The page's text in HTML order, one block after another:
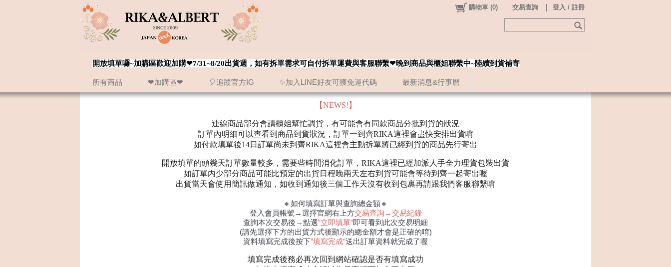
所有商品 ❤加購區❤ 🎈追蹤官方IG ✨加入LINE好友可獲免運代碼 最新消息&行事曆
購物車 (0) 交易查詢 登入 / 註冊
開放填單囉~加購區歡迎加購❤7/31~8/20出貨週，如有拆單需求可自付拆單運費與客服聯繫❤晚到商品與櫃姐聯繫中~陸續到貨補寄